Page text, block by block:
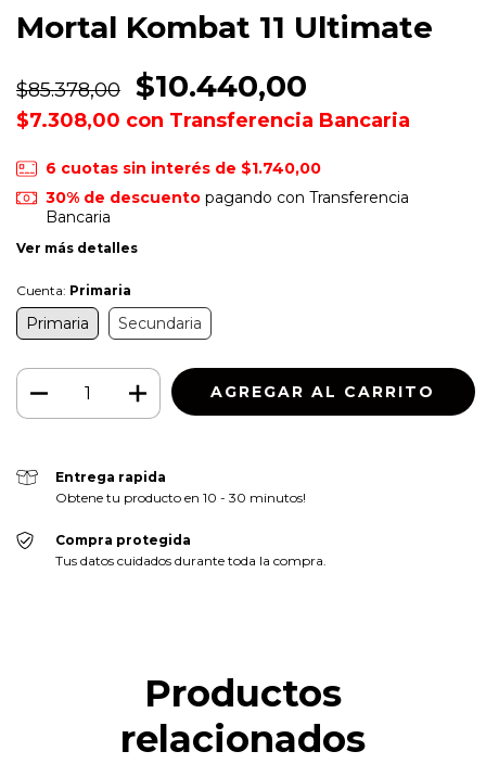
Mortal Kombat 11 Ultimate
$85.378,00 $10.440,00
$7.308,00 con Transferencia Bancaria
6 cuotas sin interés de $1.740,00
30% de descuentopagando con Transferencia
Bancaria
Ver más detalles
Cuenta: Primaria
Primaria Secundaria
Entrega rapida
Obtene tu producto en 10 - 30 minutos!
Compra protegida
Tus datos cuidados durante toda la compra.
Productos
relacionados